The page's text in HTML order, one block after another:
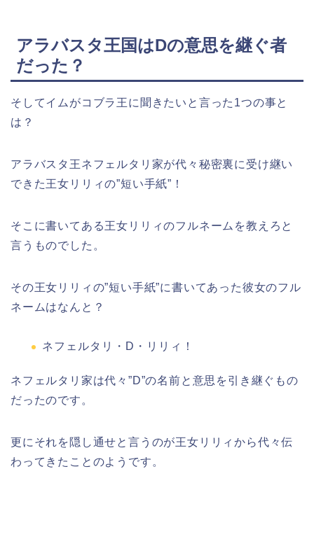
アラバスタ王国はDの意思を継ぐ者
だった？
そしてイムがコブラ王に聞きたいと言った1つの事と
は？
アラバスタ王ネフェルタリ家が代々秘密裏に受け継い
できた王女リリィの”短い手紙”！
そこに書いてある王女リリィのフルネームを教えろと
言うものでした。
その王女 リリィの”短い手紙”に書いてあった彼女のフル
ネームはなんと？
ネフェルタリ・D・リリィ！
ネフェルタリ家は代々”D”の名前と意思を引き継ぐもの
だったのです。
更にそれを隠し通せと言うのが王女リリィから代々伝
わってきたことのようです。